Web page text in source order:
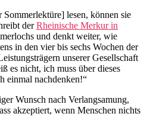
lesen, können sie
derRheinische Merkur in
und denkt weiter, wie
in den vier bis sechs Wochen der
unserer Gesellschaft
es nicht, ich muss über dieses
einmal nachdenken!“
Wunsch nach Verlangsamung,
akzeptiert, wenn Menschen nichts